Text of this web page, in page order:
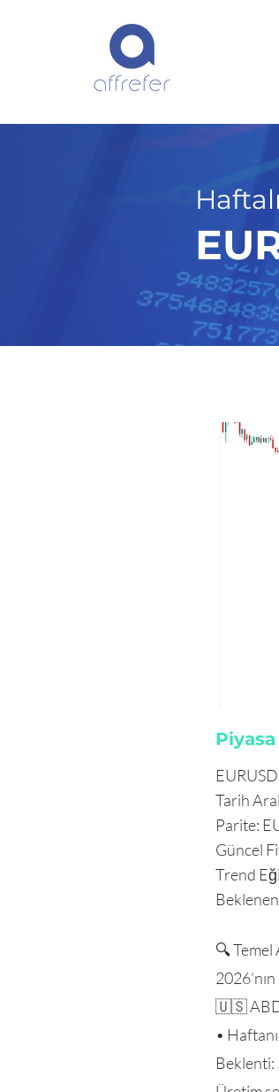
Piyasa
Tarih
Parite:
Güncel
Trend
🔍 Temel
🇺🇸 ABD
•
Beklenti: